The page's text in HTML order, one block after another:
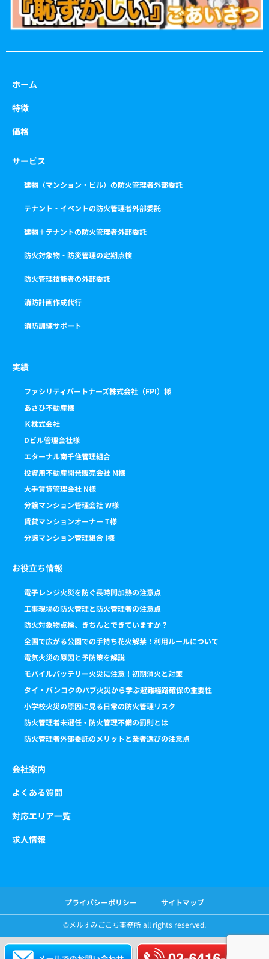
ホーム
特徴
価格
サービス
建物（マンション・ビル）の防火管理者外部委託
テナント・イベントの防火管理者外部委託
建物＋テナントの防火管理者外部委託
防火対象物・防災管理の定期点検
防火管理技能者の外部委託
消防計画作成代行
消防訓練サポート
実績
ファシリティパートナーズ株式会社（FPI）様
あさひ不動産様
Ｋ株式会社
Dビル管理会社様
エターナル南千住管理組合
投資用不動産開発販売会社 M様
大手賃貸管理会社 N様
分譲マンション管理会社 W様
賃貸マンションオーナー T様
分譲マンション管理組合 I様
お役立ち情報
電子レンジ火災を防ぐ長時間加熱の注意点
工事現場の防火管理と防火管理者の注意点
防火対象物点検、きちんとできていますか？
全国で広がる公園での手持ち花火解禁！利用ルールについて
電気火災の原因と予防策を解説
モバイルバッテリー火災に注意！初期消火と対策
タイ・バンコクのパブ火災から学ぶ避難経路確保の重要性
小学校火災の原因に見る日常の防火管理リスク
防火管理者未選任・防火管理不備の罰則とは
防火管理者外部委託のメリットと業者選びの注意点
会社案内
よくある質問
対応エリア一覧
求人情報
プライバシーポリシー サイトマップ
©️メルすみごこち事務所 all rights reserved.